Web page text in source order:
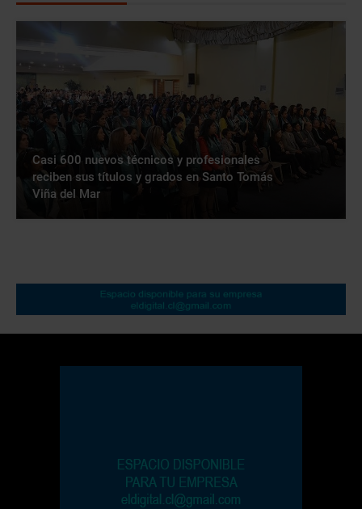
Casi 600 nuevos técnicos y profesionales
reciben sus títulos y grados en Santo Tomás
Viña del Mar